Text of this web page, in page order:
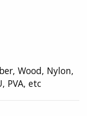
Wood, Nylon,
PVA, etc